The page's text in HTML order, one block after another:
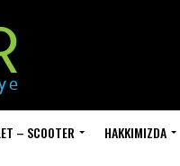
– SCOOTER HAKKIMIZDA